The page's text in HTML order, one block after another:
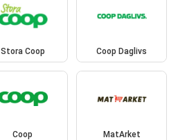
Stora Coop Coop Daglivs
Coop MatArket